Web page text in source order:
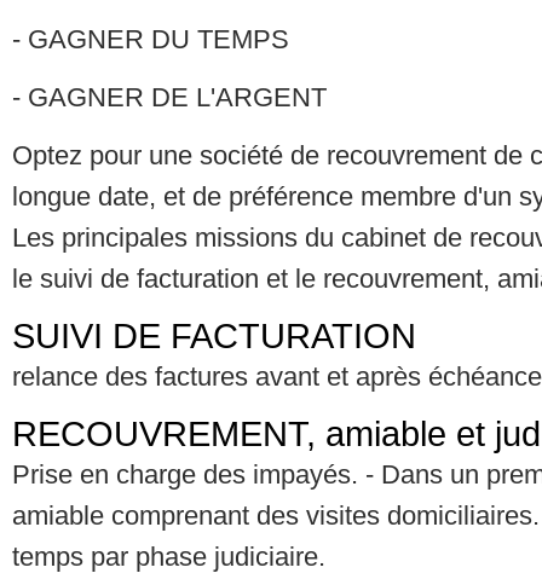
- GAGNER DU TEMPS
- GAGNER DE L'ARGENT
Optez pour une société de recouvrement de
longue date, et de préférence membre d'un
Les principales missions du cabinet de
le suivi de facturation et le recouvrement,
SUIVI DE FACTURATION
relance des factures avant et après
RECOUVREMENT, amiable et
Prise en charge des impayés. - Dans un
amiable comprenant des visites
temps par phase judiciaire.